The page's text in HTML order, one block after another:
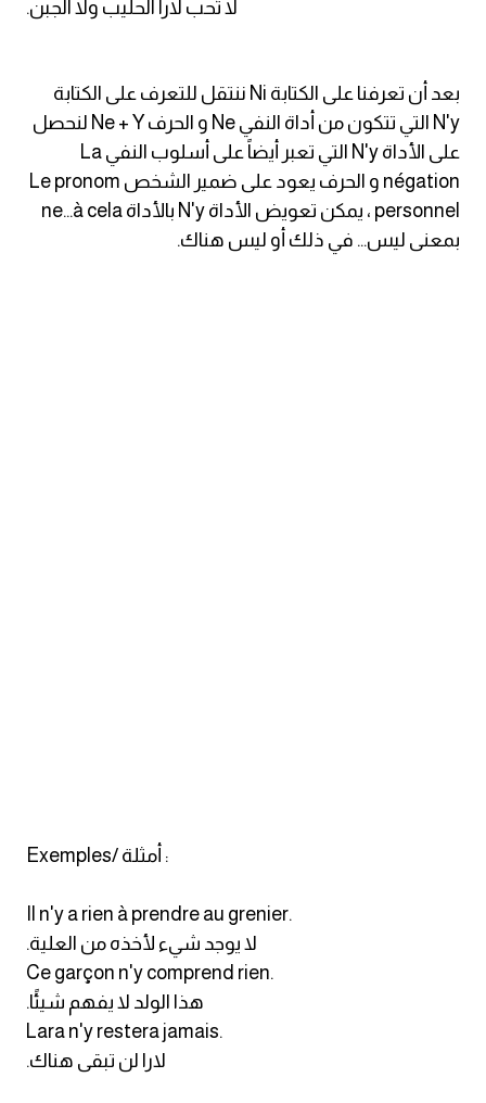
كلمات بحرف h
كلمات بحرف i
كلمات بحرف j
.لا تُحب لارا الحليب ولا الجبن
بعد أن تعرفنا على الكتابة Ni ننتقل للتعرف على الكتابة
N'y التي تتكون من أداة النفي Ne و الحرف Ne + Y لنحصل
على الأداة N'y التي تعبر أيضاً على أسلوب النفي La
négation و الحرف يعود على ضمير الشخص Le pronom
personnel ، يمكن تعويض الأداة N'y بالأداة ne...à cela
بمعنى ليس... في ذلك أو ليس هناك.
Exemples/ أمثلة :
Il n'y a rien à prendre au grenier.
.لا يوجد شيء لأخذه من العلية
Ce garçon n'y comprend rien.
.هذا الولد لا يفهم شيئًا
Lara n'y restera jamais.
.لارا لن تبقى هناك